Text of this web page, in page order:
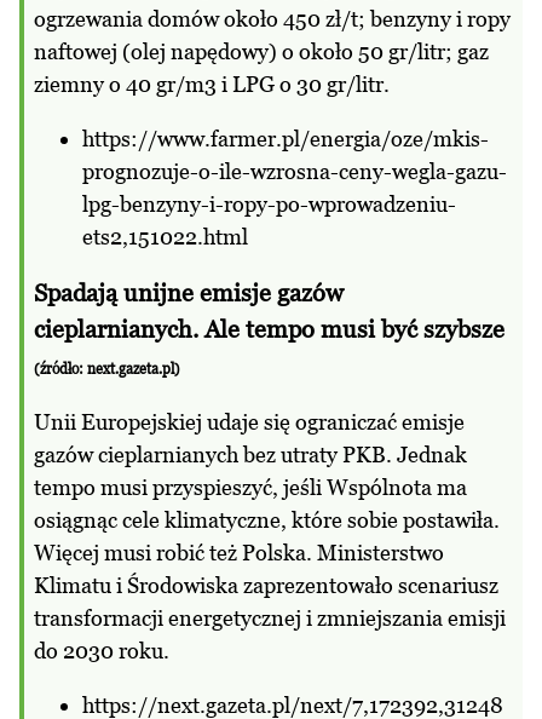
ogrzewania domów około 450 zł/t; benzyny i ropy
naftowej (olej napędowy) o około 50 gr/litr; gaz
ziemny o 40 gr/m3 i LPG o 30 gr/litr.
https://www.farmer.pl/energia/oze/mkis-
prognozuje-o-ile-wzrosna-ceny-wegla-gazu-
lpg-benzyny-i-ropy-po-wprowadzeniu-
ets2,151022.html
Spadają unijne emisje gazów
cieplarnianych. Ale tempo musi być szybsze
(źródło: next.gazeta.pl)
Unii Europejskiej udaje się ograniczać emisje
gazów cieplarnianych bez utraty PKB. Jednak
tempo musi przyspieszyć, jeśli Wspólnota ma
osiągnąc cele klimatyczne, które sobie postawiła.
Więcej musi robić też Polska. Ministerstwo
Klimatu i Środowiska zaprezentowało scenariusz
transformacji energetycznej i zmniejszania emisji
do 2030 roku.
https://next.gazeta.pl/next/7,172392,31248